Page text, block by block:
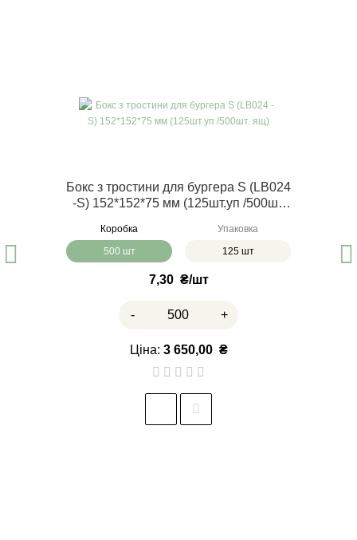
Бокс з тростини для бургера S (LB024
-S) 152*152*75 мм (125шт.уп /500шт.
Коробка
500 шт
Упаковка
125 шт
7,30 ₴
- +
Ціна: 3 650,00 ₴